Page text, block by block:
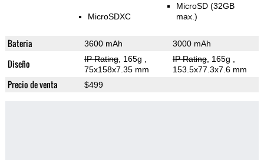
MicroSDXC
MicroSD (32GB
max.)
Bateria 3600 mAh 3000 mAh
Diseño IP Rating, 165g
75x158x7.35 mm
IP Rating, 165g
153.5x77.3x7.6 mm
Precio de venta $499